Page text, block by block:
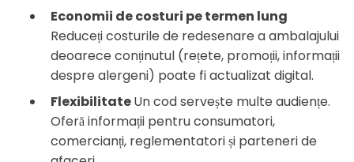
Economii de costuri pe termen lung
Reduceți costurile de redesenare a ambalajului
deoarece conținutul (rețete, promoții, informații
despre alergeni) poate fi actualizat digital.
FlexibilitateUn cod servește multe audiențe.
Oferă informații pentru consumatori,
comercianți, reglementatori și parteneri de